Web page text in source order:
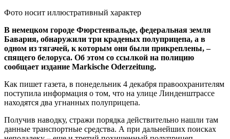
Фото носит иллюстративный характер
В немецком городе Фюрстенвальде, федеральная земля
Бавария, обнаружили три краденых полуприцепа, а в
одном из тягачей, к которым они были прикреплены, –
спящего белоруса. Об этом со ссылкой на полицию
сообщает издание Markische Oderzeitung.
Как пишет газета, в понедельник 4 декабря правоохранителям
поступила информация о том, что на улице Линденштрассе
находятся два угнанных полуприцепа.
Получив наводку, стражи порядка действительно нашли там
данные транспортные средства. А при дальнейших поисках